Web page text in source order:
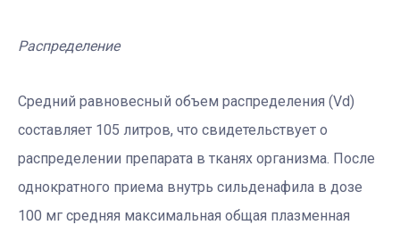
Распределение
Средний равновесный объем распределения (Vd)
составляет 105 литров, что свидетельствует о
распределении препарата в тканях организма. После
однократного приема внутрь сильденафила в дозе
100 мг средняя максимальная общая плазменная